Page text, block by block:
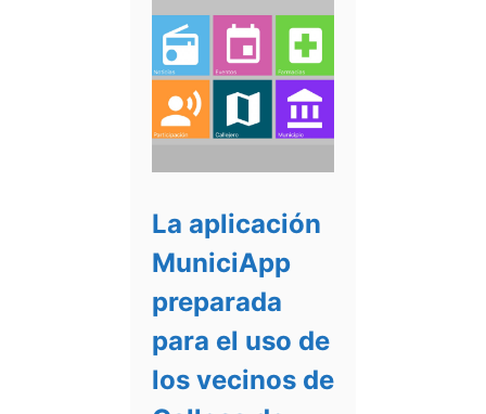
La aplicación
MuniciApp
preparada
para el uso de
los vecinos de